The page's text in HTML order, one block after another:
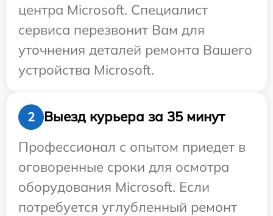
центра Microsoft. Специалист
сервиса перезвонит Вам для
уточнения деталей ремонта Вашего
устройства Microsoft.
2
Выезд курьера за 35 минут
Профессионал с опытом приедет в
оговоренные сроки для осмотра
оборудования Microsoft. Если
потребуется углубленный ремонт